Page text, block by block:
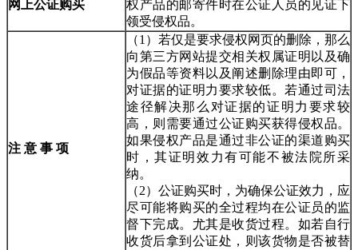
网上公证购买
权产品的邮寄件时在公证人员的见证下
领受侵权品。
注 意 事 项
（1）若仅是要求侵权网页的删除，那么
向第三方网站提交相关权属证明以及确
为假品等资料以及阐述删除理由即可，
对证据的证明力要求较低。若通过司法
途径解决那么对证据的证明力要求较
高，则需要通过公证购买获得侵权品。
如果侵权产品是通过非公证的渠道购买
时，其证明效力有可能不被法院所采
纳。
（2）公证购买时，为确保公证效力，应
尽可能将购买的全过程均在公证员的监
督下完成。尤其是收货过程。如若自行
收货后拿到公证处，则该货物是否被替